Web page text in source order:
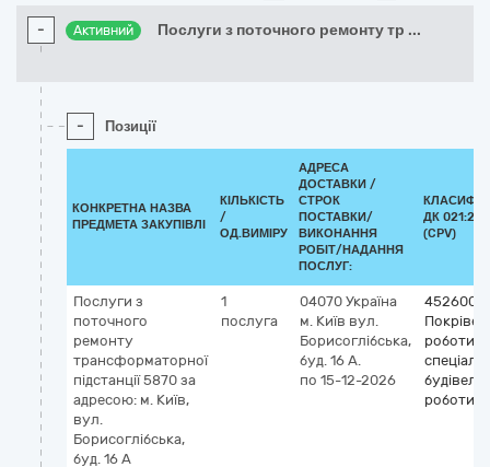
- Активний Послуги з поточного ремонту тр ...
- Позиції
КОНКРЕТНА НАЗВА
ПРЕДМЕТА ЗАКУПІВЛІ
КІЛЬКІСТЬ
/
ОД.ВИМІРУ
АДРЕСА
ДОСТАВКИ /
СТРОК
ПОСТАВКИ/
ВИКОНАННЯ
РОБІТ/НАДАННЯ
ПОСЛУГ:
ДК
(CPV)
Послуги з
поточного
ремонту
трансформаторної
підстанції 5870 за
адресою: м. Київ,
вул.
Борисоглібська,
буд. 16 А
1
послуга
04070 Україна
м. Київ вул.
Борисоглібська,
буд. 16 А.
по 15-12-2026
роботи
роботи